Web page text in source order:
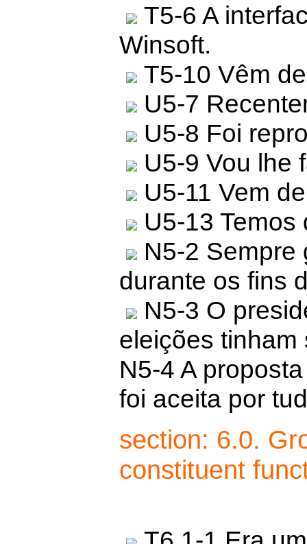
T5-6 A
Winsoft.
T5-10 Vêm
U5-7
U5-8 Foi
U5-9 Vou lhe
U5-11 Vem
U5-13
N5-2 Sempre
durante os fins
N5-3 O
eleições tinham
N5-4 A
foi aceita por
section: 6.0.
constituent